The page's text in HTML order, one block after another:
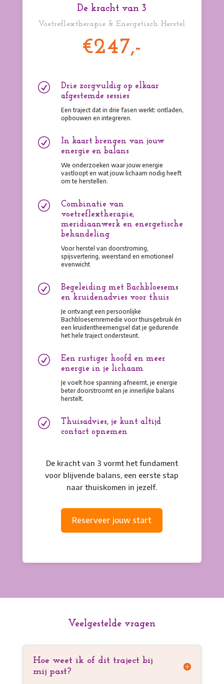
De kracht van 3
Voetreflextherapie & Energetisch Herstel
€247,-
R
Drie zorgvuldig op elkaar
afgestemde sessies
Een traject dat in drie fasen werkt: ontladen,
opbouwen en integreren.
R
In kaart brengen van jouw
energie en balans
We onderzoeken waar jouw energie
vastloopt en wat jouw lichaam nodig heeft
om te herstellen.
R
Combinatie van
voetreflextherapie,
meridiaanwerk en energetische
behandeling
Voor herstel van doorstroming,
spijsvertering, weerstand en emotioneel
evenwicht
R
Begeleiding met Bachbloesems
en kruidenadvies voor thuis
Je ontvangt een persoonlijke
Bachbloesemremedie voor thuisgebruik én
een kruidentheemengsel dat je gedurende
het hele traject ondersteunt.
R
Een rustiger hoofd en meer
energie in je lichaam
Je voelt hoe spanning afneemt, je energie
beter doorstroomt en je innerlijke balans
herstelt.
R
Thuisadvies, je kunt altijd
contact opnemen
De kracht van 3 vormt het fundament
voor blijvende balans, een eerste stap
naar thuiskomen in jezelf.
Reserveer jouw start
Veelgestelde vragen
Hoe weet ik of dit traject bij
mij past?